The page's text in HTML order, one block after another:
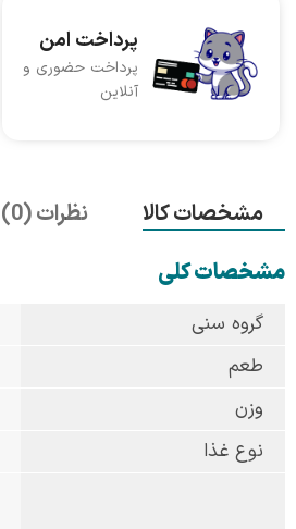
پرداخت امن
پرداخت حضوری و
آنلاین
مشخصات کالا
نظرات (0)
مشخصات کلی
گروه سنی
طعم
وزن
نوع غذا